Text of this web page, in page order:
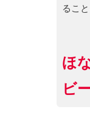
るこ
ほ
ビ